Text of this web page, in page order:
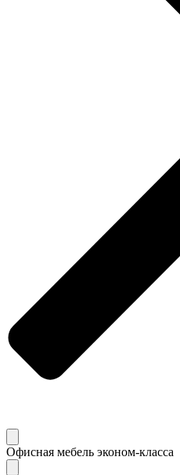
Офисная мебель эконом-класса